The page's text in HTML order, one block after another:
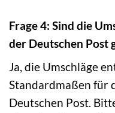
Frage 4: Sind die
der Deutschen Post
Ja, die Umschläge
Standardmaßen für
Deutschen Post.